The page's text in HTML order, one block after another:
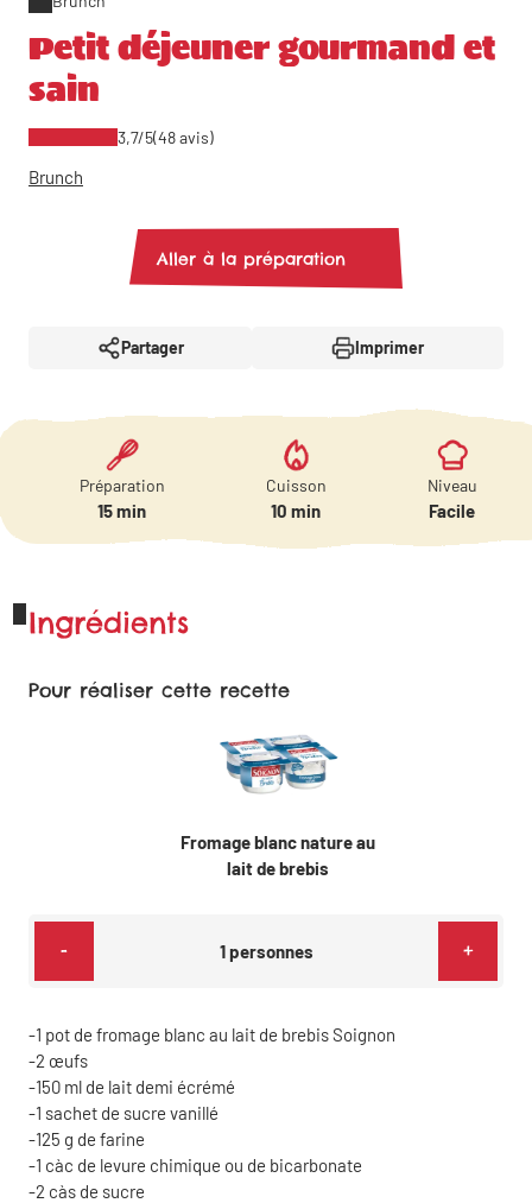
Petit déjeuner gourmand et
sain
3,7/5(48 avis)
Brunch
Aller à la préparation
Partager Imprimer
Préparation
15 min
Cuisson
10 min
Niveau
Facile
Ingrédients
Pour réaliser cette recette
Fromage blanc nature au
lait de brebis
- 1personnes +
1 pot de fromage blanc au lait de brebis Soignon
2 œufs
150 ml de lait demi écrémé
1 sachet de sucre vanillé
125 g de farine
1 càc de levure chimique ou de bicarbonate
2 càs de sucre